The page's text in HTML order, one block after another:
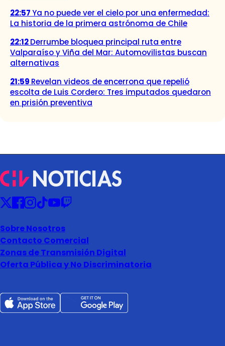
22:57Ya no puede ver el cielo por una enfermedad:
La historia de la primera astrónoma de Chile
22:12Derrumbe bloquea principal ruta entre
Valparaíso y Viña del Mar: Automovilistas buscan
alternativas
21:59 Revelan videos de encerrona que repelió
escolta de Luis Cordero: Tres imputados quedaron
en prisión preventiva
Sobre Nosotros
Contacto Comercial
Zonas de Transmisión Digital
Oferta Pública y No Discriminatoria